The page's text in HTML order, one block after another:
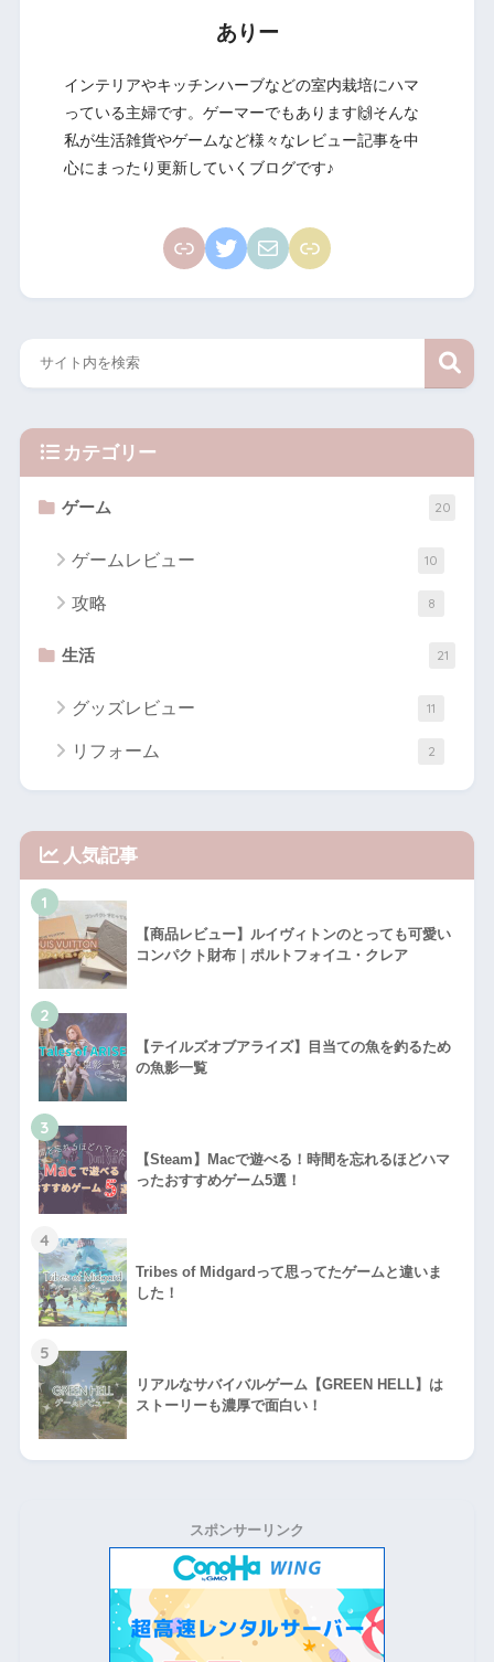
ありー
インテリアやキッチンハーブなどの室内栽培にハマ
っている主婦です。ゲーマーでもあります🙌そんな
私が生活雑貨やゲームなど様々なレビュー記事を中
心にまったり更新していくブログです♪
カテゴリー
ゲーム 20
ゲームレビュー 10
攻略 8
生活 21
グッズレビュー 11
リフォーム 2
人気記事
1
【商品レビュー】ルイヴィトンのとっても可愛い
コンパクト財布｜ポルトフォイユ・クレア
2
【テイルズオブアライズ】目当ての魚を釣るため
の魚影一覧
3
【Steam】Macで遊べる！時間を忘れるほどハマ
ったおすすめゲーム5選！
4
Tribes of Midgardって思ってたゲームと違いま
した！
5
リアルなサバイバルゲーム【GREEN HELL】は
ストーリーも濃厚で面白い！
スポンサーリンク